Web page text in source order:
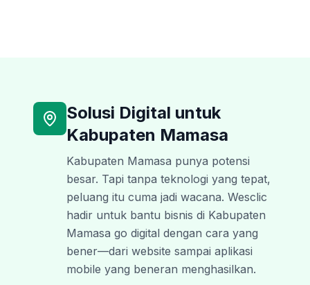
Solusi Digital untuk
Kabupaten Mamasa
Kabupaten Mamasa punya potensi
besar. Tapi tanpa teknologi yang tepat,
peluang itu cuma jadi wacana. Wesclic
hadir untuk bantu bisnis di Kabupaten
Mamasa go digital dengan cara yang
bener—dari website sampai aplikasi
mobile yang beneran menghasilkan.